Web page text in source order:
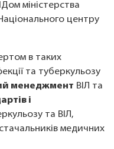
міністерства
центру
в таких
та туберкульозу
менеджмент ВІЛ та
і
та ВІЛ,
медичних